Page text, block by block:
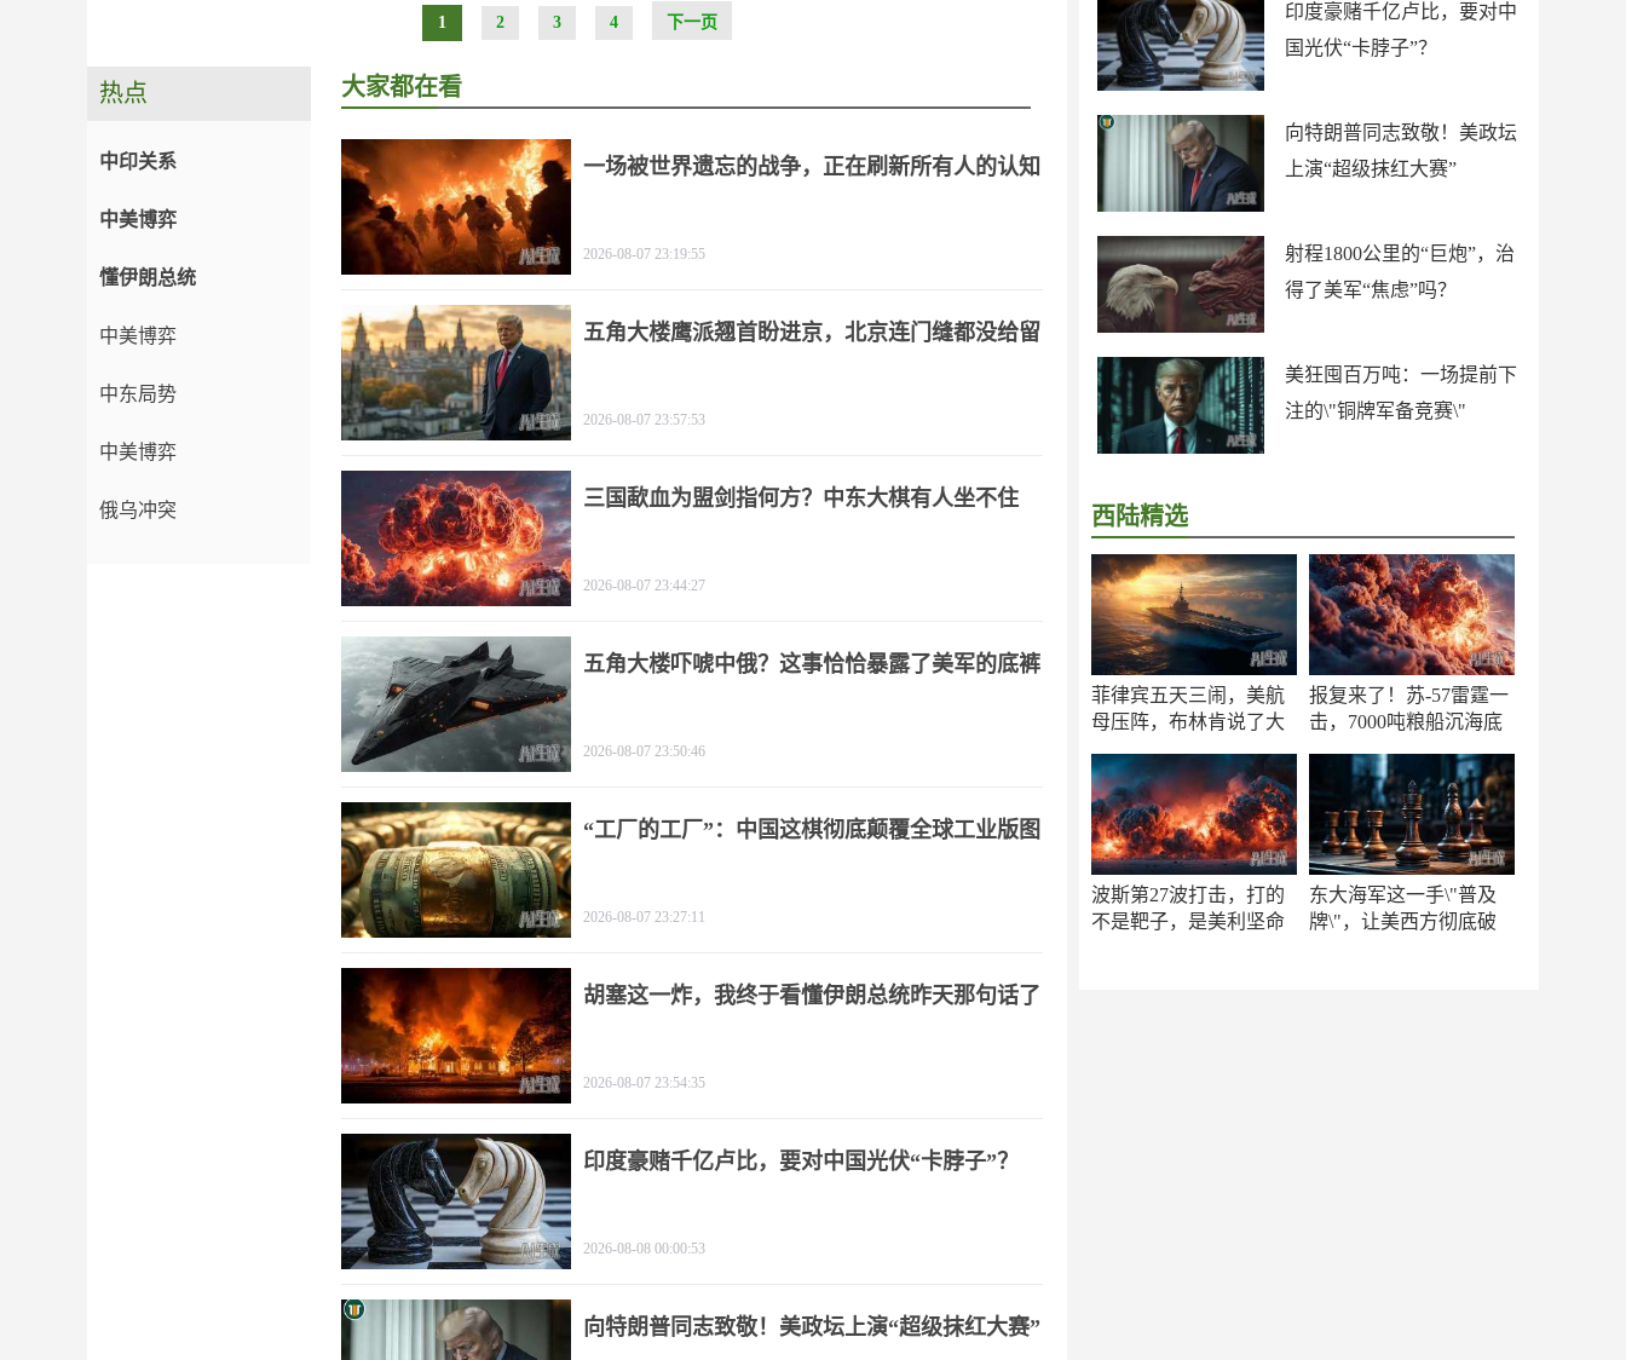
1 2 3 4 下一页
印度豪赌千亿卢比，要对中
国光伏“卡脖子”？
向特朗普同志致敬！美政坛
上演“超级抹红大赛”
射程1800公里的“巨炮”，治
得了美军“焦虑”吗？
美狂囤百万吨：一场提前下
注的\"铜牌军备竞赛\"
西陆精选
菲律宾五天三闹，美航
母压阵，布林肯说了大
报复来了！苏-57雷霆一
击，7000吨粮船沉海底
波斯第27波打击，打的
不是靶子，是美利坚命
东大海军这一手\"普及
牌\"，让美西方彻底破
热点
中印关系
中美博弈
懂伊朗总统
中美博弈
中东局势
中美博弈
俄乌冲突
大家都在看
一场被世界遗忘的战争，正在刷新所有人的认知
2026-08-07 23:19:55
五角大楼鹰派翘首盼进京，北京连门缝都没给留
2026-08-07 23:57:53
三国歃血为盟剑指何方？中东大棋有人坐不住
2026-08-07 23:44:27
五角大楼吓唬中俄？这事恰恰暴露了美军的底裤
2026-08-07 23:50:46
“工厂的工厂”：中国这棋彻底颠覆全球工业版图
2026-08-07 23:27:11
胡塞这一炸，我终于看懂伊朗总统昨天那句话了
2026-08-07 23:54:35
印度豪赌千亿卢比，要对中国光伏“卡脖子”？
2026-08-08 00:00:53
向特朗普同志致敬！美政坛上演“超级抹红大赛”